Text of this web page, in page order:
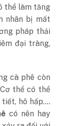
thể làm tăng
nhân bị mất
pháp thải
đại tràng,
cà phê còn
thể có thể
tiết, hô hấp….
có nên hay